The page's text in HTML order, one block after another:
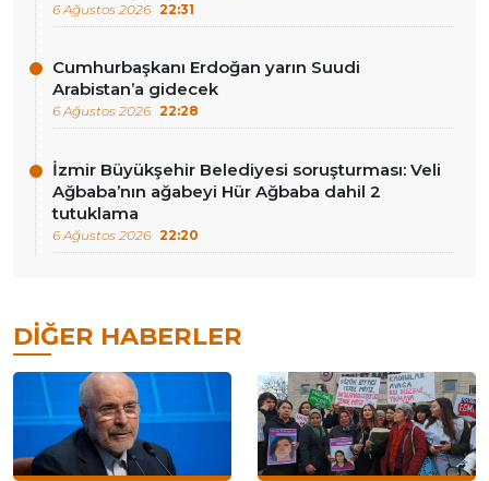
6 Ağustos 2026 22:31
Cumhurbaşkanı Erdoğan yarın Suudi
Arabistan’a gidecek
6 Ağustos 2026 22:28
İzmir Büyükşehir Belediyesi soruşturması: Veli
Ağbaba’nın ağabeyi Hür Ağbaba dahil 2
tutuklama
6 Ağustos 2026 22:20
DIĞER HABERLER